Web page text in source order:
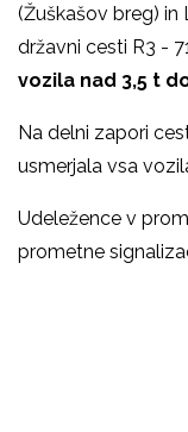
(Žuškašov breg) in
državni cesti R3 -
vozila nad 3,5 t
Na delni zapori
usmerjala vsa
Udeležence v
prometne